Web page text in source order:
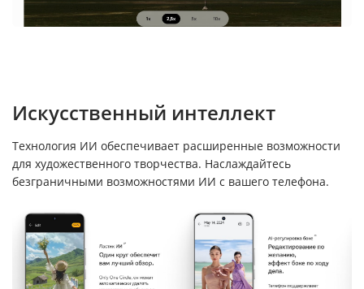
Искусственный интеллект
Технология ИИ обеспечивает расширенные возможности
для художественного творчества. Наслаждайтесь
безграничными возможностями ИИ с вашего телефона.